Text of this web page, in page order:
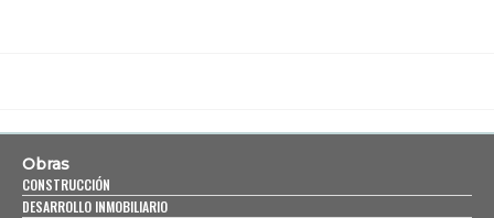
Obras
CONSTRUCCIÓN
DESARROLLO INMOBILIARIO